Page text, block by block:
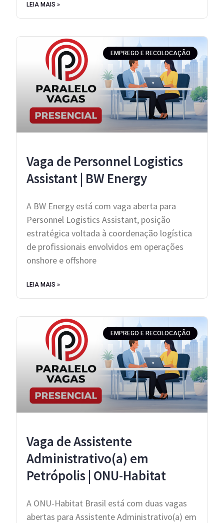
LEIA MAIS »
EMPREGO E RECOLOCAÇÃO
Vaga de Personnel Logistics
Assistant | BW Energy
A BW Energy está com vaga aberta para
Personnel Logistics Assistant, posição
estratégica voltada à coordenação logística
de profissionais envolvidos em operações
onshore e offshore
LEIA MAIS »
EMPREGO E RECOLOCAÇÃO
Vaga de Assistente
Administrativo(a) em
Petrópolis | ONU-Habitat
A ONU-Habitat Brasil está com duas vagas
abertas para Assistente Administrativo(a) em